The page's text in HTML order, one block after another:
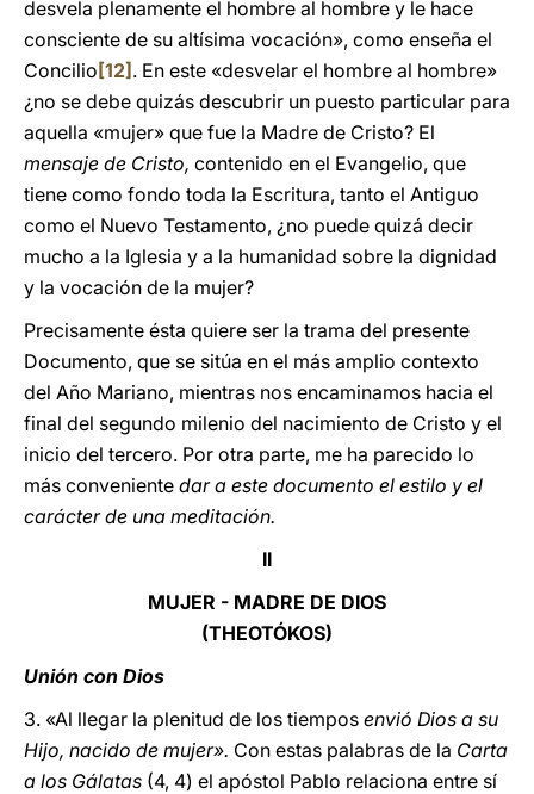
desvela plenamente el hombre al hombre y le hace
consciente de su altísima vocación», como enseña el
Concilio [12] . En este «desvelar el hombre al hombre»
¿no se debe quizás descubrir un puesto particular para
aquella «mujer» que fue la Madre de Cristo? El
mensaje de Cristo, contenido en el Evangelio, que
tiene como fondo toda la Escritura, tanto el Antiguo
como el Nuevo Testamento, ¿no puede quizá decir
mucho a la Iglesia y a la humanidad sobre la dignidad
y la vocación de la mujer?
Precisamente ésta quiere ser la trama del presente
Documento, que se sitúa en el más amplio contexto
del Año Mariano, mientras nos encaminamos hacia el
final del segundo milenio del nacimiento de Cristo y el
inicio del tercero. Por otra parte, me ha parecido lo
más conveniente dar a este documento el estilo y el
carácter de una meditación.
II
MUJER - MADRE DE DIOS
(THEOTÓKOS)
Unión con Dios
3. «Al llegar la plenitud de los tiempos envió Dios a su
Hijo, nacido de mujer». Con estas palabras de la Carta
a los Gálatas (4, 4) el apóstol Pablo relaciona entre sí